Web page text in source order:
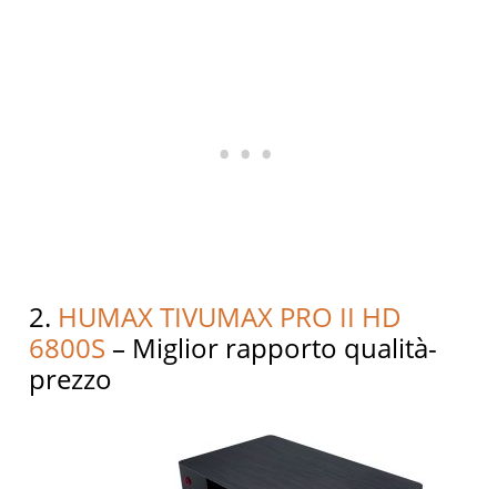
2. HUMAX TIVUMAX PRO II HD
6800S – Miglior rapporto qualità-
prezzo